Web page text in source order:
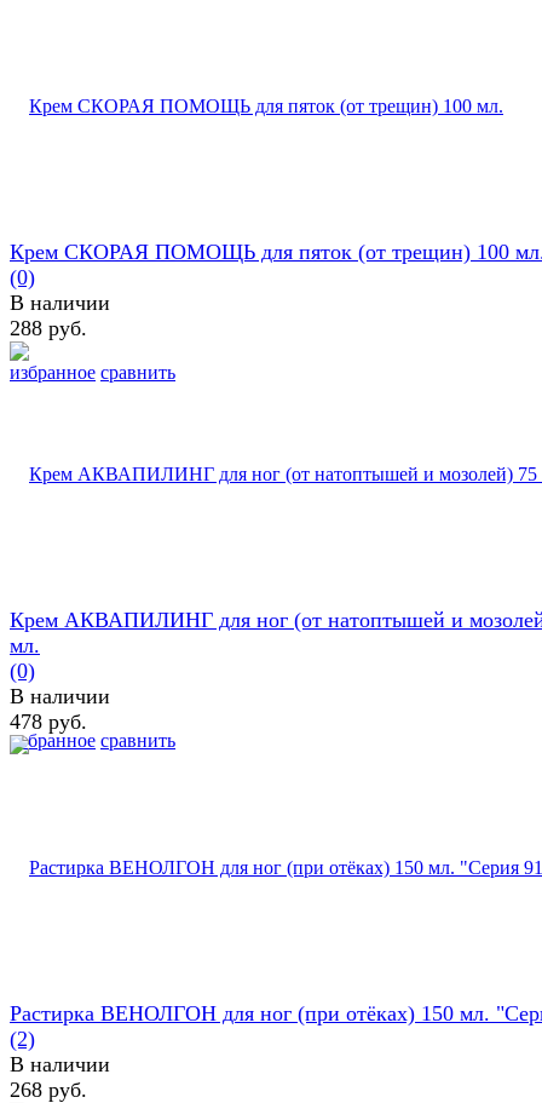
избранное сравнить
Крем СКОРАЯ ПОМОЩЬ для пяток (от трещин) 100
(0)
В наличии
288 руб.
избранное сравнить
Крем АКВАПИЛИНГ для ног (от натоптышей и
мл.
(0)
В наличии
478 руб.
Растирка ВЕНОЛГОН для ног (при отёках) 150 мл.
(2)
В наличии
268 руб.